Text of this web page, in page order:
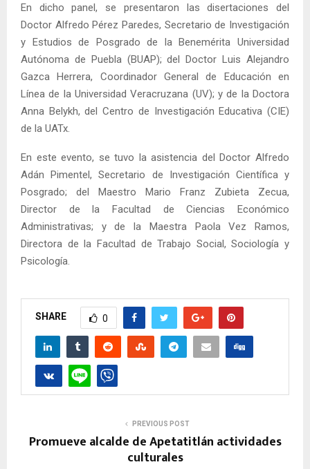
En dicho panel, se presentaron las disertaciones del
Doctor Alfredo Pérez Paredes, Secretario de Investigación
y Estudios de Posgrado de la Benemérita Universidad
Autónoma de Puebla (BUAP); del Doctor Luis Alejandro
Gazca Herrera, Coordinador General de Educación en
Línea de la Universidad Veracruzana (UV); y de la Doctora
Anna Belykh, del Centro de Investigación Educativa (CIE)
de la UATx.
En este evento, se tuvo la asistencia del Doctor Alfredo
Adán Pimentel, Secretario de Investigación Científica y
Posgrado; del Maestro Mario Franz Zubieta Zecua,
Director de la Facultad de Ciencias Económico
Administrativas; y de la Maestra Paola Vez Ramos,
Directora de la Facultad de Trabajo Social, Sociología y
Psicología.
SHARE 0
PREVIOUS POST
Promueve alcalde de Apetatitlán actividades
culturales